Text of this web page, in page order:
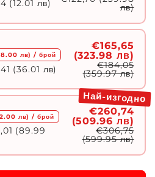
(12.01 лв) лв)
лв) / брой
(36.01 лв)
€165,65
(323.98 лв)
€184,05
(359.97 лв)
Най-изгодно
лв) / брой
(89.99
€260,74
(509.96 лв)
€306,75
(599.95 лв)